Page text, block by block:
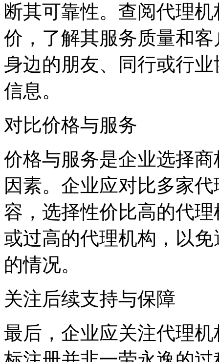
断其可靠性。查阅代理
价，了解其服务质量和
身边的朋友、同行或行
信息。
对比价格与服务
价格与服务是企业选择
因素。企业应对比多家
容，选择性价比高的代
或过高的代理机构，以
的情况。
关注后续支持与保障
最后，企业应关注代理